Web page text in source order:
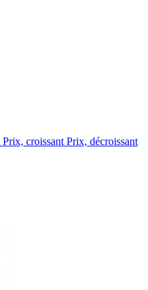
Prix, croissant Prix, décroissant